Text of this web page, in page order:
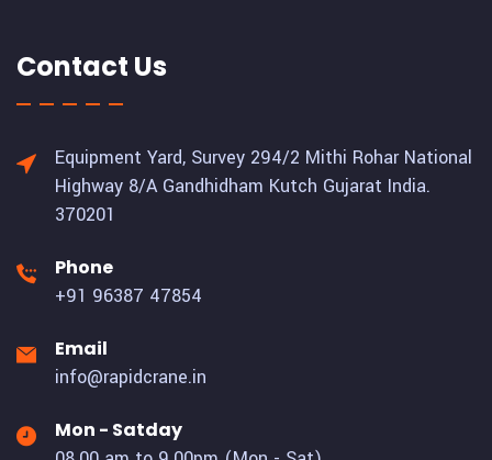
Contact Us
Equipment Yard, Survey 294/2 Mithi Rohar National
Highway 8/A Gandhidham Kutch Gujarat India.
370201
Phone
+91 96387 47854
Email
info@rapidcrane.in
Mon - Satday